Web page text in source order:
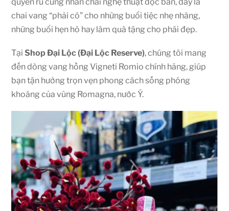
chai vang “phải có” cho những buổi tiệc nhẹ nhàng,
những buổi hẹn hò hay làm quà tặng cho phái đẹp.
TạiShop Đại Lộc (Đại Lộc Reserve), chúng tôi mang
đến dòng vang hồng Vigneti Romio chính hãng, giúp
bạn tận hưởng trọn vẹn phong cách sống phóng
khoáng của vùng Romagna, nước Ý.